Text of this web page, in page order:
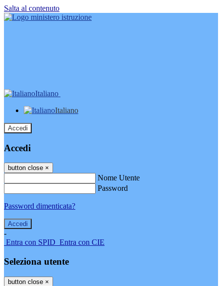
Salta al contenuto
Italiano
Italiano
Accedi
Accedi
button close ×
Nome Utente
Password
Password dimenticata?
-
Entra con SPID Entra con CIE
Seleziona utente
button close ×